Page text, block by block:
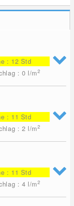
: 12 Std
: 0 l/m2
: 11 Std
: 2 l/m2
: 11 Std
: 4 l/m2